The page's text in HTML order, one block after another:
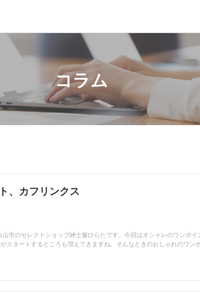
コラム
、カフリンクス
市のセレクトショップ紳士服ひらたです。今回はオシャレのワンポイ
スタートするところも増えてきますね。そんなときのおしゃれのワン